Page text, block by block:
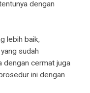
dengan
lebih baik,
sudah
dengan cermat juga
ini dengan